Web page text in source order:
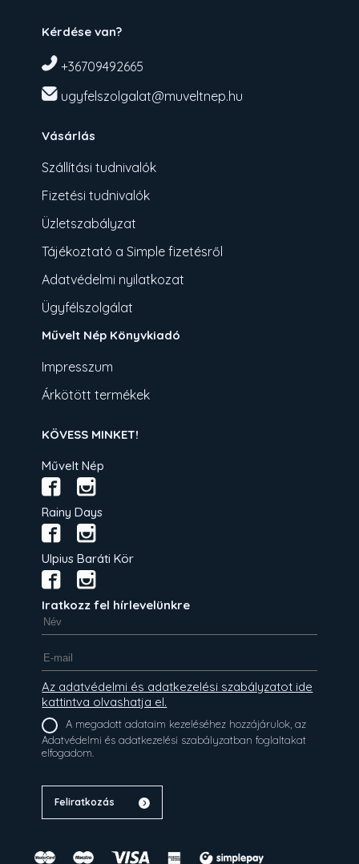
Kérdése van?
+36709492665
ugyfelszolgalat@muveltnep.hu
Vásárlás
Szállítási tudnivalók
Fizetési tudnivalók
Üzletszabályzat
Tájékoztató a Simple fizetésről
Adatvédelmi nyilatkozat
Ügyfélszolgálat
Művelt Nép Könyvkiadó
Impresszum
Árkötött termékek
KÖVESS MINKET!
Művelt Nép
Rainy Days
Ulpius Baráti Kör
Iratkozz fel hírlevelünkre
Az adatvédelmi és adatkezelési szabályzatot ide
kattintva olvashatja el.
A megadott adataim kezeléséhez hozzájárulok, az
Adatvédelmi és adatkezelési szabályzatban foglaltakat
elfogadom.
Feliratkozás